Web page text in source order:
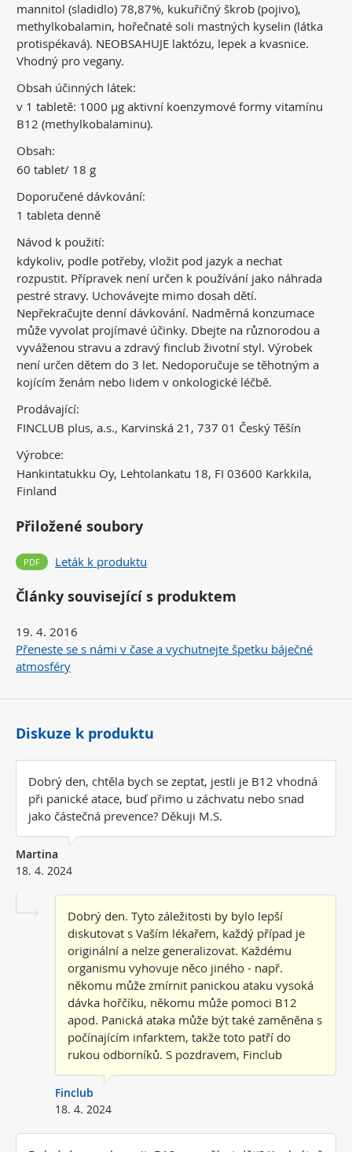
mannitol (sladidlo) 78,87%, kukuřičný škrob (pojivo),
methylkobalamin, hořečnaté soli mastných kyselin (látka
protispékavá). NEOBSAHUJE laktózu, lepek a kvasnice.
Vhodný pro vegany.
Obsah účinných látek:
v 1 tabletě: 1000 μg aktivní koenzymové formy vitamínu
B12 (methylkobalaminu).
Obsah:
60 tablet/ 18 g
Doporučené dávkování:
1 tableta denně
Návod k použití:
kdykoliv, podle potřeby, vložit pod jazyk a nechat
rozpustit. Přípravek není určen k používání jako náhrada
pestré stravy. Uchovávejte mimo dosah dětí.
Nepřekračujte denní dávkování. Nadměrná konzumace
může vyvolat projímavé účinky. Dbejte na různorodou a
vyváženou stravu a zdravý finclub životní styl. Výrobek
není určen dětem do 3 let. Nedoporučuje se těhotným a
kojícím ženám nebo lidem v onkologické léčbě.
Prodávající:
FINCLUB plus, a.s., Karvinská 21, 737 01 Český Těšín
Výrobce:
Hankintatukku Oy, Lehtolankatu 18, FI 03600 Karkkila,
Finland
Přiložené soubory
Leták k produktu
Články související s produktem
19. 4. 2016
Přeneste se s námi v čase a vychutnejte špetku báječné
atmosféry
Diskuze k produktu
Dobrý den, chtěla bych se zeptat, jestli je B12 vhodná
při panické atace, buď přimo u záchvatu nebo snad
jako částečná prevence? Děkuji M.S.
Martina
18. 4. 2024
Dobrý den. Tyto záležitosti by bylo lepší
diskutovat s Vaším lékařem, každý případ je
originální a nelze generalizovat. Každému
organismu vyhovuje něco jiného - např.
někomu může zmírnit panickou ataku vysoká
dávka hořčíku, někomu může pomoci B12
apod. Panická ataka může být také zaměněna s
počínajícím infarktem, takže toto patří do
rukou odborníků. S pozdravem, Finclub
Finclub
18. 4. 2024